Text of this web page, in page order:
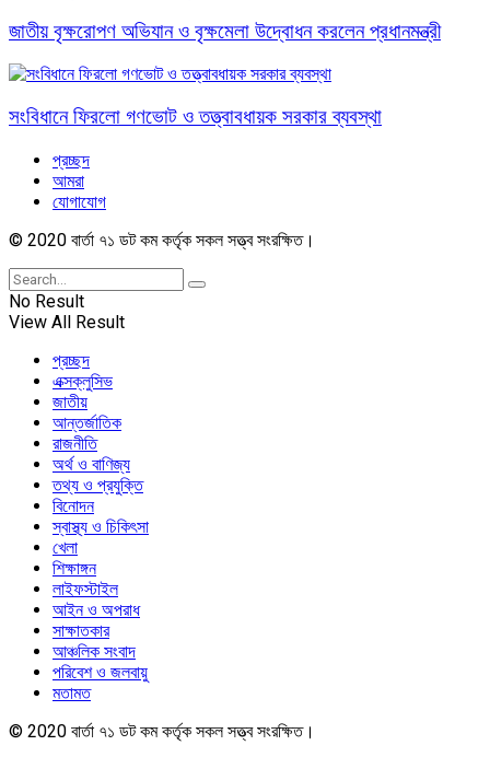
জাতীয় বৃক্ষরোপণ অভিযান ও বৃক্ষমেলা উদ্বোধন করলেন প্রধানমন্ত্রী
সংবিধানে ফিরলো গণভোট ও তত্ত্বাবধায়ক সরকার ব্যবস্থা
প্রচ্ছদ
আমরা
যোগাযোগ
© 2020 বার্তা ৭১ ডট কম কর্তৃক সকল সত্ত্ব সংরক্ষিত।
No Result
View All Result
প্রচ্ছদ
এক্সক্লুসিভ
জাতীয়
আন্তর্জাতিক
রাজনীতি
অর্থ ও বাণিজ্য
তথ্য ও প্রযুক্তি
বিনোদন
স্বাস্থ্য ও চিকিৎসা
খেলা
শিক্ষাঙ্গন
লাইফস্টাইল
আইন ও অপরাধ
সাক্ষাতকার
আঞ্চলিক সংবাদ
পরিবেশ ও জলবায়ু
মতামত
© 2020 বার্তা ৭১ ডট কম কর্তৃক সকল সত্ত্ব সংরক্ষিত।